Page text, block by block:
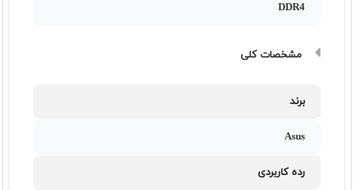
DDR4
مشخصات کلی
برند
Asus
رده کاربردی